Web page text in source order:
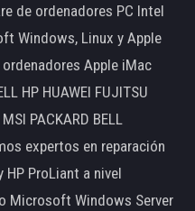
de ordenadores PC Intel
Windows, Linux y Apple
Apple iMac
HP HUAWEI FUJITSU
PACKARD BELL
expertos en reparación
HP ProLiant a nivel
Microsoft Windows Server